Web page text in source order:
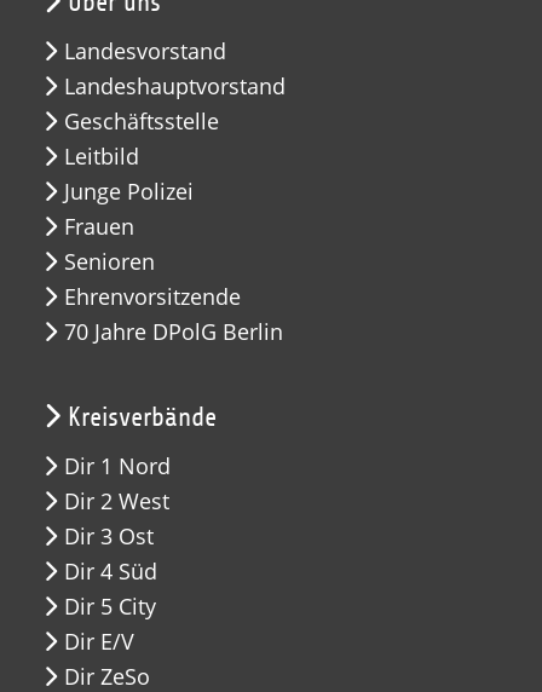
Landesvorstand
Landeshauptvorstand
Geschäftsstelle
Leitbild
Junge Polizei
Frauen
Senioren
Ehrenvorsitzende
70 Jahre DPolG Berlin
Kreisverbände
Dir 1 Nord
Dir 2 West
Dir 3 Ost
Dir 4 Süd
Dir 5 City
Dir E/V
Dir ZeSo